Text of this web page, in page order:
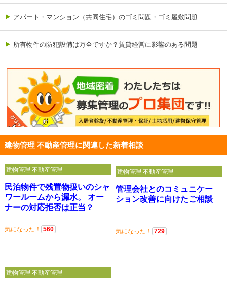
アパート・マンション（共同住宅）のゴミ問題・ゴミ屋敷問題
所有物件の防犯設備は万全ですか？賃貸経営に影響のある問題
建物管理 不動産管理に関連した新着相談
民泊物件で残置物扱いのシャ
ワールームから漏水。 オー
ナーの対応拒否は正当？
気になった！ 560
建物管理 不動産管理
管理会社とのコミュニケー
ション改善に向けたご相談
気になった！ 729
建物管理 不動産管理
建物管理 不動産管理